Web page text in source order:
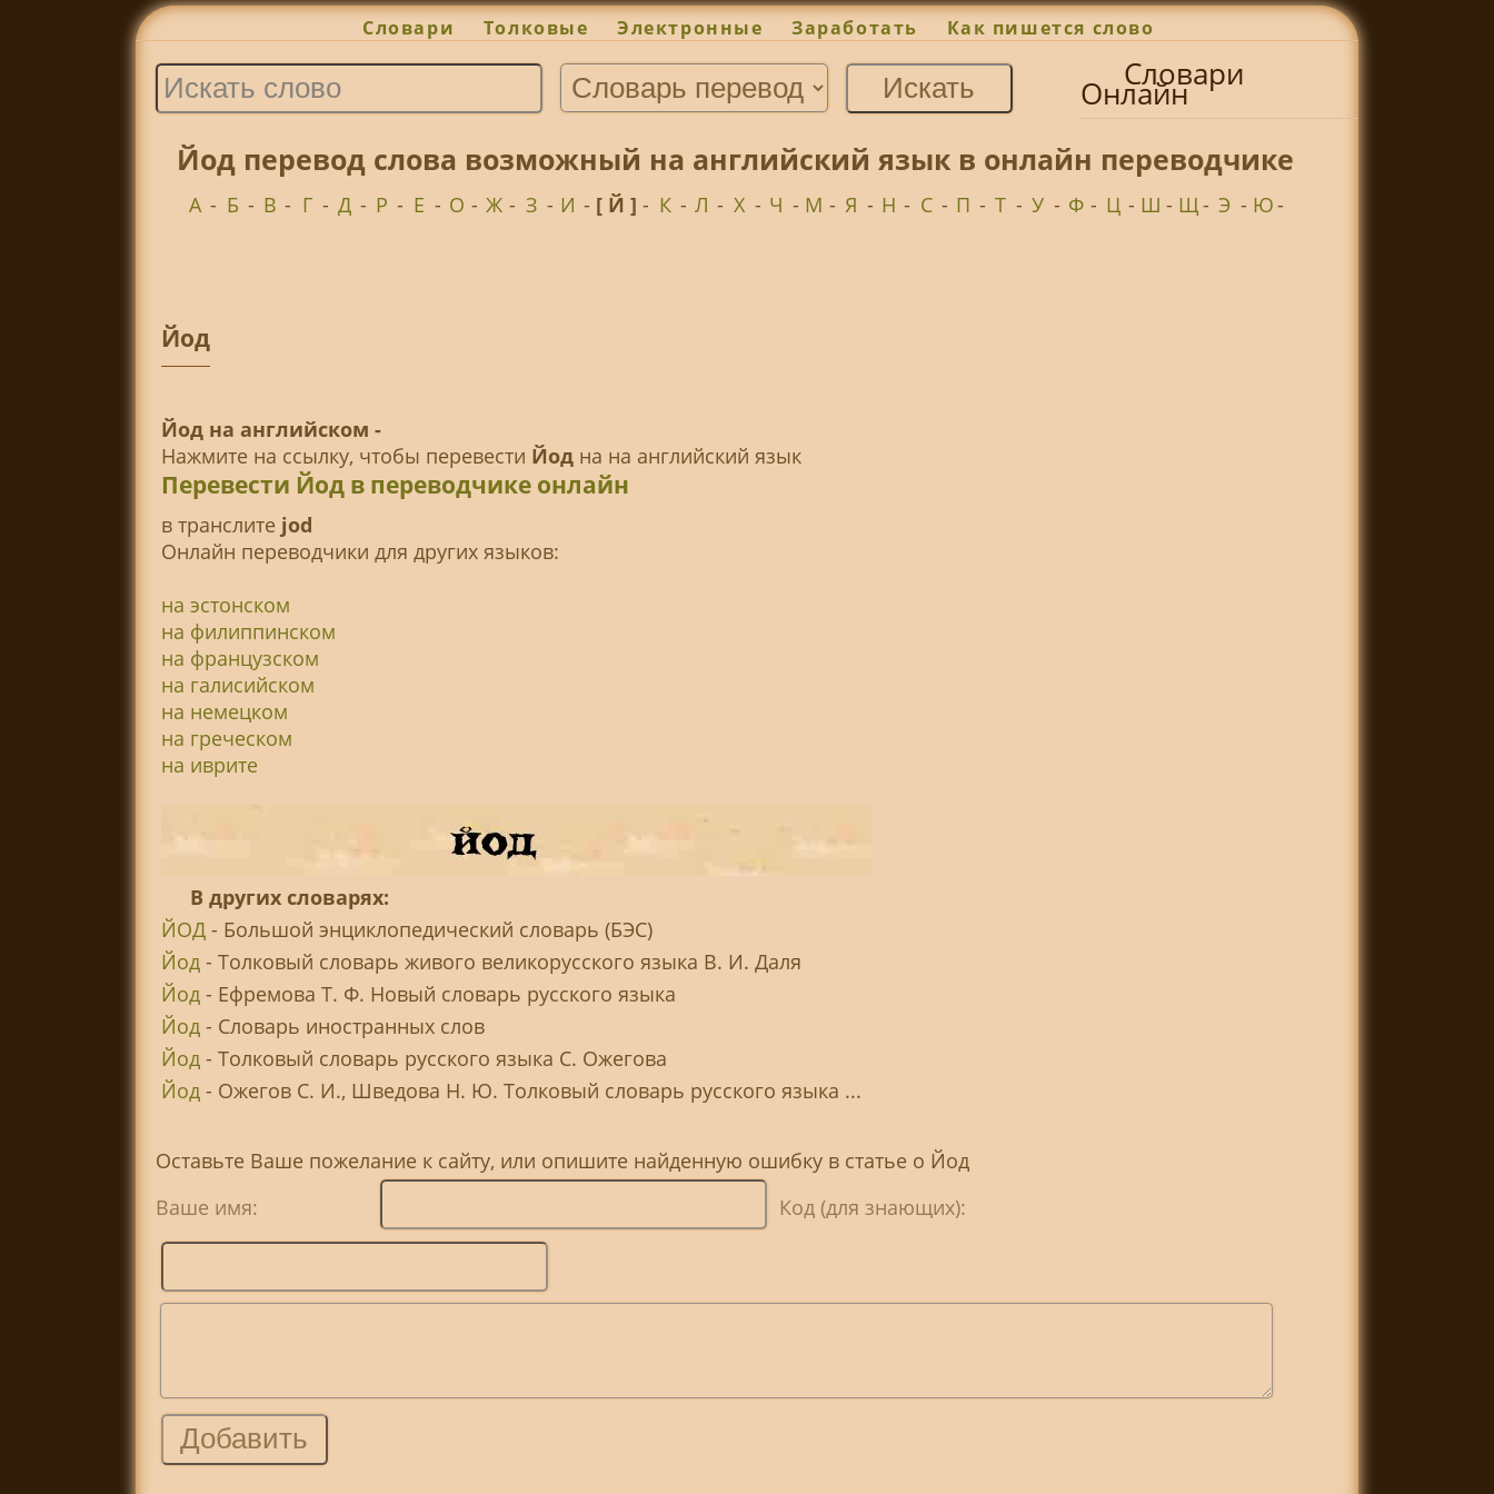
Словари Толковые Электронные Заработать Как пишется слово
Словари
Онлайн
Йод перевод слова возможный на английский язык в онлайн переводчике
А - Б - В - Г - Д - Р - Е - О - Ж - З - И - [ Й ]- К - Л - Х - Ч - М - Я - Н - С - П - Т - У - Ф - Ц - Ш - Щ- Э - Ю-
Йод
Йод на английском -
Нажмите на ссылку, чтобы перевести Йодна на английский язык
Перевести Йод в переводчике онлайн
в транслитe jod
Онлайн переводчики для других языков:
на эстонском
на филиппинском
на французском
на галисийском
на немецком
на греческом
на иврите
В других словарях:
ЙОД- Большой энциклопедический словарь (БЭС)
Йод- Толковый словарь живого великорусского языка В. И. Даля
Йод- Ефремова Т. Ф. Новый словарь русского языка
Йод- Словарь иностранных слов
Йод- Толковый словарь русского языка С. Ожегова
Йод- Ожегов С. И., Шведова Н. Ю. Толковый словарь русского языка ...
Оставьте Ваше пожелание к сайту, или опишите найденную ошибку в статье о Йод
Ваше имя:
Код (для знающих):